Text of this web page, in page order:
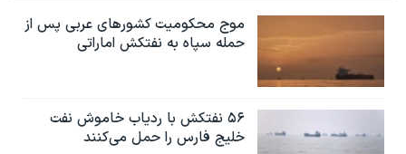
موج محکومیت کشورهای عربی پس از
حمله سپاه به نفتکش اماراتی
۵۶ نفتکش با ردیاب خاموش نفت
خلیج فارس را حمل می‌کنند